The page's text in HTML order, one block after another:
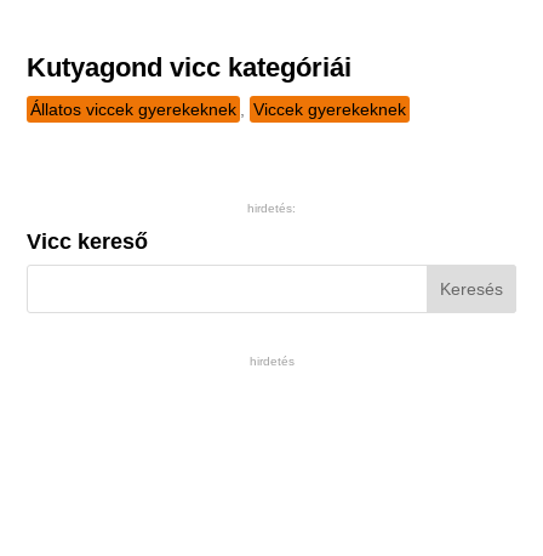
Kutyagond vicc kategóriái
Állatos viccek gyerekeknek Viccek gyerekeknek
hirdetés:
Vicc kereső
hirdetés